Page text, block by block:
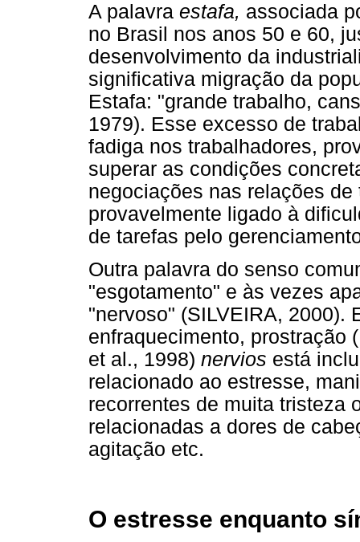
A palavra estafa, associada
no Brasil nos anos 50 e 60,
desenvolvimento da
significativa migração da
Estafa: "grande trabalho,
1979). Esse excesso de
fadiga nos trabalhadores,
superar as condições
negociações nas relações
provavelmente ligado à
de tarefas pelo
Outra palavra do senso
"esgotamento" e às vezes
"nervoso" (SILVEIRA, 2000).
enfraquecimento, prostração
et al., 1998) nervios está
relacionado ao estresse,
recorrentes de muita tristeza
relacionadas a dores de
agitação etc.
O estresse enquanto